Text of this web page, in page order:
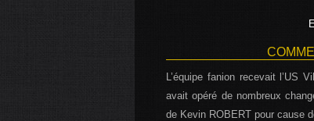
L’équipe fanion recevait l’US
avait opéré de nombreux
de Kevin ROBERT pour cause